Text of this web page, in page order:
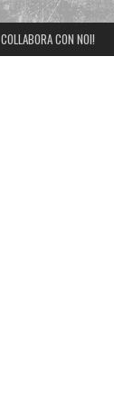
COLLABORA CON NOI!